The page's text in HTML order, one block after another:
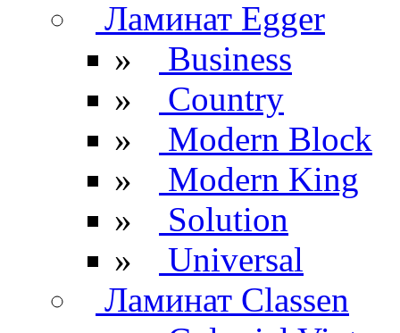
Ламинат Egger
»
Business
»
Country
»
Modern Block
»
Modern King
»
Solution
»
Universal
Ламинат Classen